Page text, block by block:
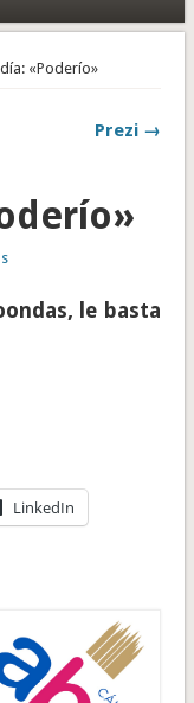
«Poderío»
Prezi →
le basta
LinkedIn